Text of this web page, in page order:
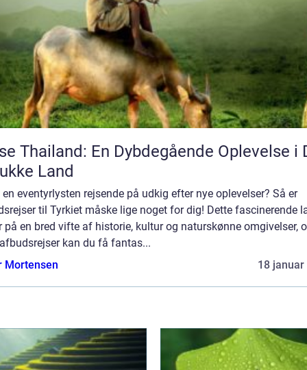
Thailand: En Dybdegående Oplevelse i
Land
en eventyrlysten rejsende på udkig efter nye oplevelser? Så er
til Tyrkiet måske lige noget for dig! Dette fascinerende
på en bred vifte af historie, kultur og naturskønne omgivelser,
kan du få fantas...
Mortensen
18 januar